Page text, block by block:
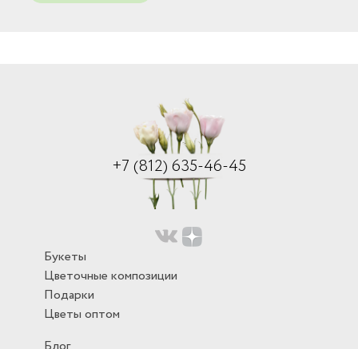
+7 (812) 635-46-45
Букеты
Цветочные композиции
Подарки
Цветы оптом